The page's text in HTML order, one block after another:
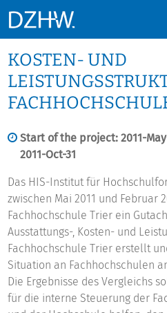
KOSTEN- UND
Start of the project: 2011-
2011-Oct-31
Das HIS-Institut für
zwischen Mai 2011 und Februar
Fachhochschule Trier ein
Ausstattungs-, Kosten- und
Fachhochschule Trier erstellt
Situation an Fachhochschulen
Die Ergebnisse des Vergleichs
für die interne Steuerung der